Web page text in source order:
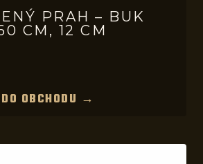
PRAH – BUK
CM, 12 CM
DO OBCHODU →